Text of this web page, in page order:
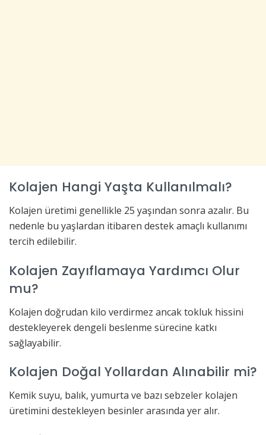
Kolajen Hangi Yaşta Kullanılmalı?
Kolajen üretimi genellikle 25 yaşından sonra azalır. Bu
nedenle bu yaşlardan itibaren destek amaçlı kullanımı
tercih edilebilir.
Kolajen Zayıflamaya Yardımcı Olur
mu?
Kolajen doğrudan kilo verdirmez ancak tokluk hissini
destekleyerek dengeli beslenme sürecine katkı
sağlayabilir.
Kolajen Doğal Yollardan Alınabilir mi?
Kemik suyu, balık, yumurta ve bazı sebzeler kolajen
üretimini destekleyen besinler arasında yer alır.